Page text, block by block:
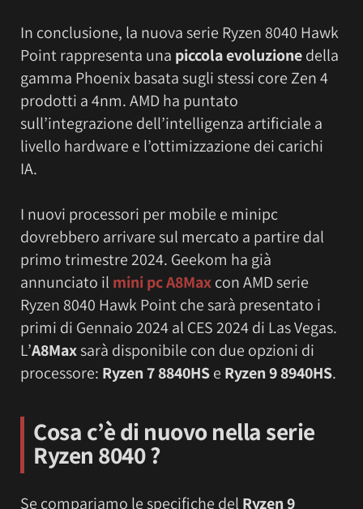
In conclusione, la nuova serie Ryzen 8040 Hawk
Point rappresenta una piccola evoluzionedella
gamma Phoenix basata sugli stessi core Zen 4
prodotti a 4nm. AMD ha puntato
sull’integrazione dell’intelligenza artificiale a
livello hardware e l’ottimizzazione dei carichi
IA.
I nuovi processori per mobile e minipc
dovrebbero arrivare sul mercato a partire dal
primo trimestre 2024. Geekom ha già
annunciato il mini pcA8Maxcon AMD serie
Ryzen 8040 Hawk Point che sarà presentato i
primi di Gennaio 2024 al CES 2024 di Las Vegas.
L’A8Maxsarà disponibile con due opzioni di
processore: Ryzen 7 8840HSe Ryzen 9 8940HS.
Cosa c’è di nuovo nella serie
Ryzen 8040 ?
Se compariamo le specifiche del Ryzen 9